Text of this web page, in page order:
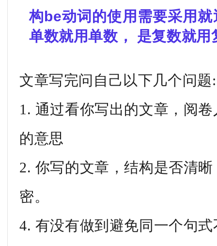
构be动词的使用需要采用
单数就用单数， 是复数就用
文章写完问自己以下几个问题:
1. 通过看你写出的文章，阅
的意思
2. 你写的文章，结构是否清
密。
4. 有没有做到避免同一个句